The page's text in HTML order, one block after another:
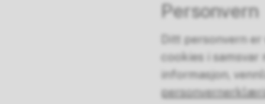
Personvern
Ditt personvern
cookies i
informasjon,